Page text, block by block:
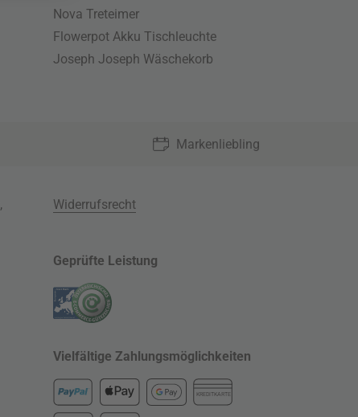
Nova Treteimer
Flowerpot Akku Tischleuchte
Joseph Joseph Wäschekorb
Markenliebling
,
Widerrufsrecht
Geprüfte Leistung
Vielfältige Zahlungsmöglichkeiten
KREDITKARTE